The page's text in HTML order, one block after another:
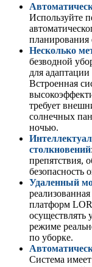
Используйте
планирования
Несколько
безводной
для
Встроенная
требует
солнечных
ночью.
столкновений
препятствия,
безопасность
Удаленный
платформ
осуществлять
режиме
по уборке.
Система